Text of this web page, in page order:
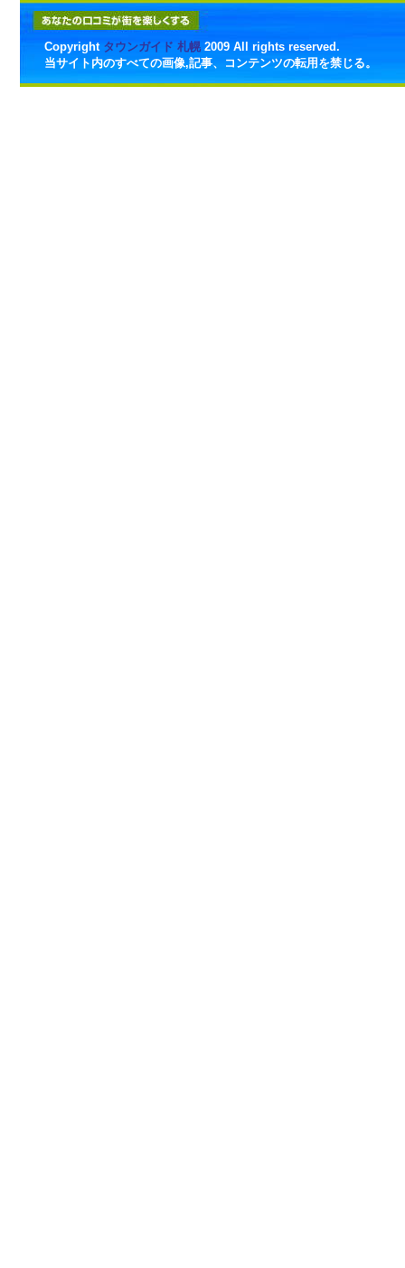
Copyright タウンガイド 札幌 2009 All rights reserved.
当サイト内のすべての画像,記事、コンテンツの転用を禁じる。